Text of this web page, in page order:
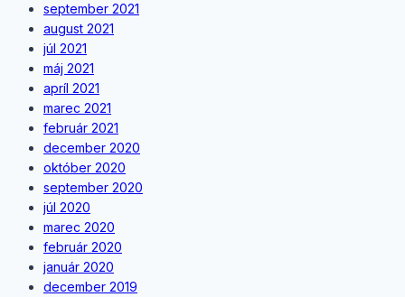
september 2021
august 2021
júl 2021
máj 2021
apríl 2021
marec 2021
február 2021
december 2020
október 2020
september 2020
júl 2020
marec 2020
február 2020
január 2020
december 2019